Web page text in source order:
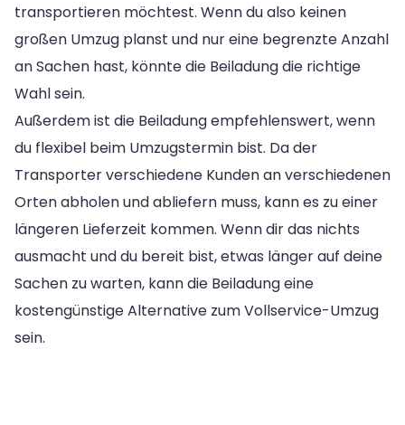
transportieren möchtest. Wenn du also keinen
großen Umzug planst und nur eine begrenzte Anzahl
an Sachen hast, könnte die Beiladung die richtige
Wahl sein.
Außerdem ist die Beiladung empfehlenswert, wenn
du flexibel beim Umzugstermin bist. Da der
Transporter verschiedene Kunden an verschiedenen
Orten abholen und abliefern muss, kann es zu einer
längeren Lieferzeit kommen. Wenn dir das nichts
ausmacht und du bereit bist, etwas länger auf deine
Sachen zu warten, kann die Beiladung eine
kostengünstige Alternative zum Vollservice-Umzug
sein.